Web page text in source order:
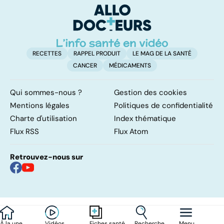
l'artère
pulmonaire
RECETTES RAPPEL PRODUIT
LE MAG DE LA SANTÉ
CANCER
MÉDICAMENTS
Qui sommes-nous ?
Gestion des cookies
Mentions légales
Politiques de confidentialité
Charte d'utilisation
Index thématique
Flux RSS
Flux Atom
Retrouvez-nous sur